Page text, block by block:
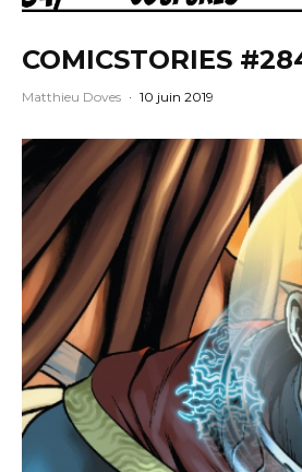
COMICSTORIES
Matthieu Doves · 10 juin 2019